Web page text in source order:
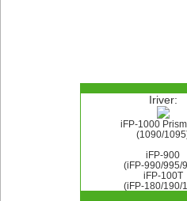
Iriver:
iFP-1000
(1090/
iFP-900
(iFP-990/995/
iFP-100T
(iFP-180/190/